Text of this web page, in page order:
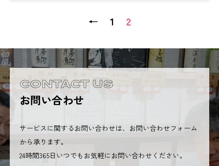
← 1 2
CONTACT US
お問い合わせ
サービスに関するお問い合わせは、お問い合わせフォーム
から承ります。
24時間365日いつでもお気軽にお問い合わせください。